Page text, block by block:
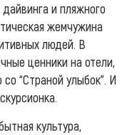
и пляжного
жемчужина
людей. В
ценники на отели,
“Страной улыбок”. И
культура,